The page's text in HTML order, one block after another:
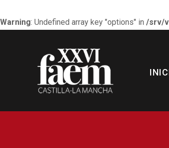
Warning: Undefined array key "options" in /srv/
FERIA DE LAS